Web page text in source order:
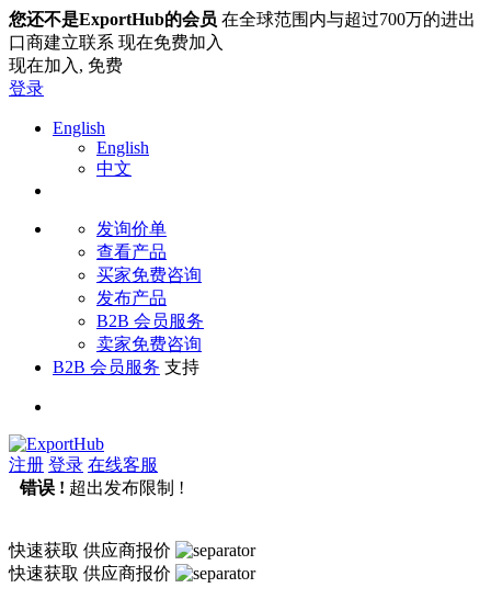
您还不是ExportHub的会员 在全球范围内与超过700万的进出
口商建立联系 现在免费加入
现在加入, 免费
登录
English
English
中文
发询价单
查看产品
买家免费咨询
发布产品
B2B 会员服务
卖家免费咨询
B2B 会员服务 支持
注册 登录 在线客服
错误 ! 超出发布限制 !
快速获取 供应商报价
快速获取 供应商报价